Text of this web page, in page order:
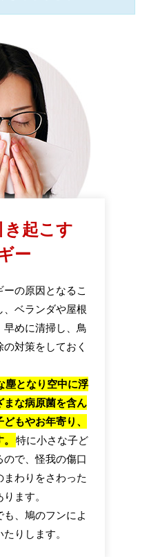
き起こす
ー
の原因となるこ
、ベランダや屋根
早めに清掃し、鳥
対策をしておく
塵となり空中に浮
まな病原菌を含ん
もやお年寄り、
特に小さな子ど
ので、怪我の傷口
わりをさわった
ます。
、鳩のフンによ
りします。